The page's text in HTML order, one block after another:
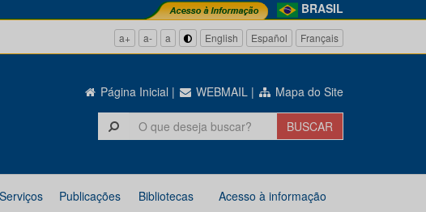
BRASIL
a+ a- a English Español Français
Página Inicial | WEBMAIL | Mapa do Site
Serviços Publicações Bibliotecas Acesso à informação